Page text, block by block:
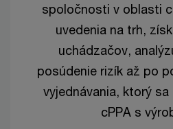
spoločnosti v oblasti
uvedenia na trh,
uchádzačov,
posúdenie rizík až po
vyjednávania, ktorý
cPPA s